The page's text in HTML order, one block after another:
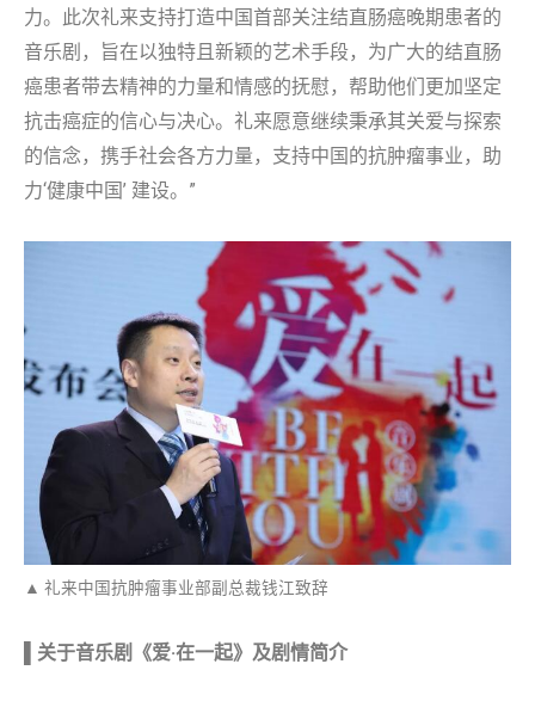
力。此次礼来支持打造中国首部关注结直肠癌晚期患者的
音乐剧，旨在以独特且新颖的艺术手段，为广大的结直肠
癌患者带去精神的力量和情感的抚慰，帮助他们更加坚定
抗击癌症的信心与决心。礼来愿意继续秉承其关爱与探索
的信念，携手社会各方力量，支持中国的抗肿瘤事业，助
力‘健康中国’ 建设。”
▲ 礼来中国抗肿瘤事业部副总裁钱江致辞
▌关于音乐剧《爱·在一起》及剧情简介